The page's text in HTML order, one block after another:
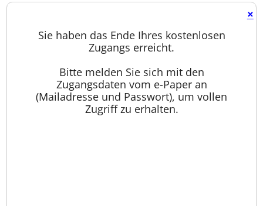
×
Sie haben das Ende Ihres kostenlosen
Zugangs erreicht.
Bitte melden Sie sich mit den
Zugangsdaten vom e-Paper an
(Mailadresse und Passwort), um vollen
Zugriff zu erhalten.